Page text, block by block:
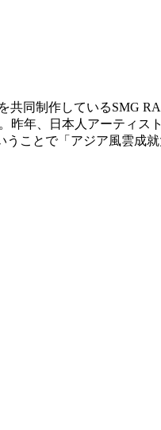
同制作しているSMG
昨年、日本人アーティ
ことで「アジア風雲成